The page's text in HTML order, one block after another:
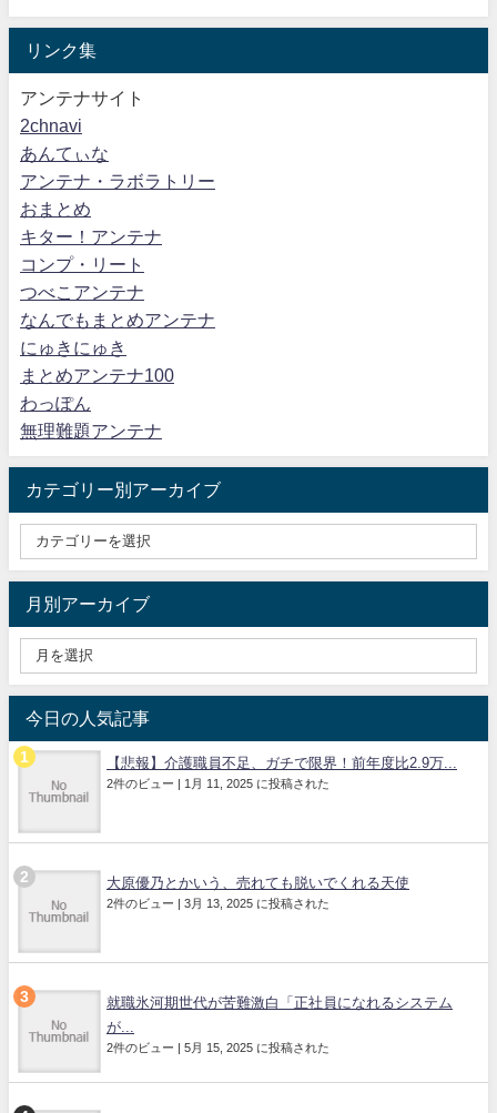
リンク集
アンテナサイト
2chnavi
あんてぃな
アンテナ・ラボラトリー
おまとめ
キター！アンテナ
コンプ・リート
つべこアンテナ
なんでもまとめアンテナ
にゅきにゅき
まとめアンテナ100
わっぽん
無理難題アンテナ
カテゴリー別アーカイブ
月別アーカイブ
今日の人気記事
【悲報】介護職員不足、ガチで限界！前年度比2.9万...
2件のビュー | 1月 11, 2025 に投稿された
大原優乃とかいう、売れても脱いでくれる天使
2件のビュー | 3月 13, 2025 に投稿された
就職氷河期世代が苦難激白「正社員になれるシステム
が...
2件のビュー | 5月 15, 2025 に投稿された